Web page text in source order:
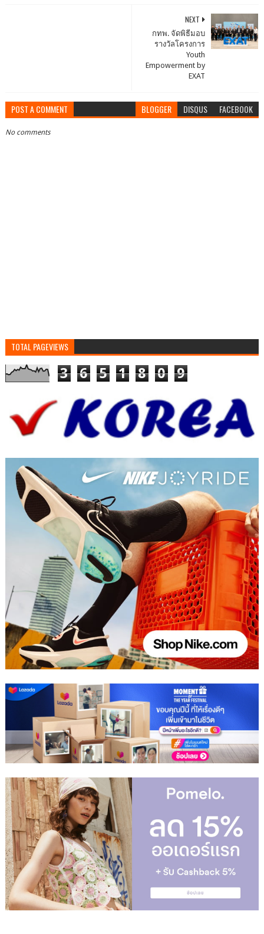
NEXT
กทพ. จัดพิธีมอบ
รางวัลโครงการ
Youth
Empowerment by
EXAT
POST A COMMENT BLOGGER DISQUS FACEBOOK
No comments
TOTAL PAGEVIEWS
3 6 5 1 8 0 9